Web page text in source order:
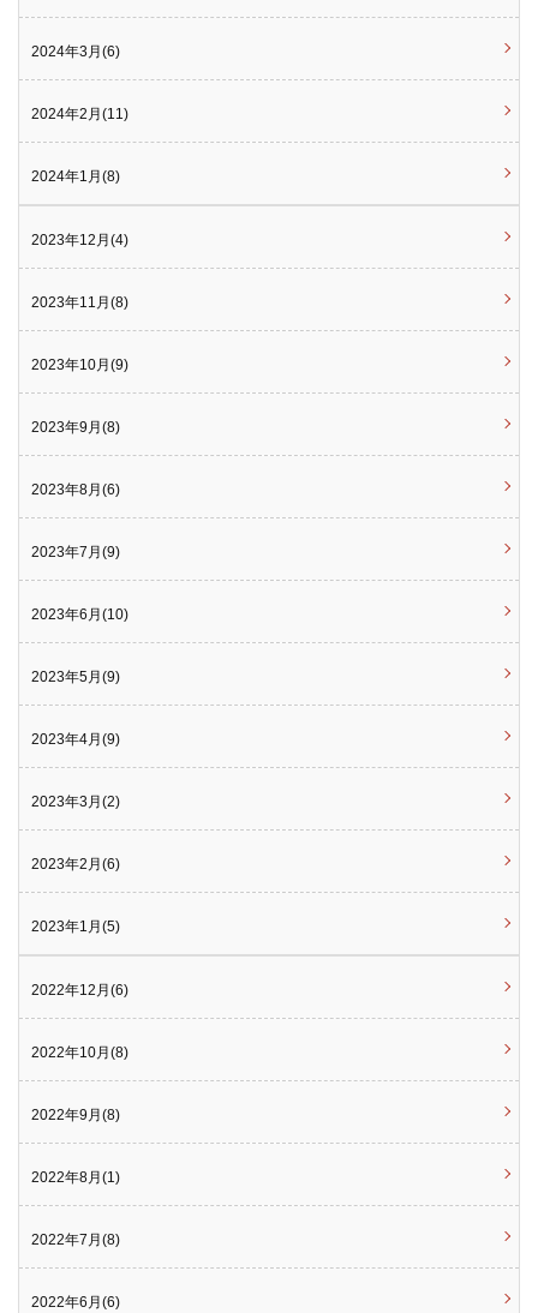
2024年3月(6)
2024年2月(11)
2024年1月(8)
2023年12月(4)
2023年11月(8)
2023年10月(9)
2023年9月(8)
2023年8月(6)
2023年7月(9)
2023年6月(10)
2023年5月(9)
2023年4月(9)
2023年3月(2)
2023年2月(6)
2023年1月(5)
2022年12月(6)
2022年10月(8)
2022年9月(8)
2022年8月(1)
2022年7月(8)
2022年6月(6)